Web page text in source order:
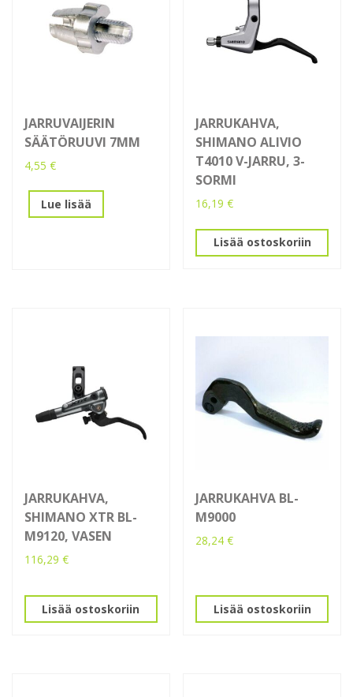
JARRUVAIJERIN
SÄÄTÖRUUVI 7MM
4,55 €
Lue lisää
JARRUKAHVA,
SHIMANO ALIVIO
T4010 V-JARRU, 3-
SORMI
16,19€
Lisää ostoskoriin
JARRUKAHVA,
SHIMANO XTR BL-
M9120, VASEN
116,29 €
Lisää ostoskoriin
JARRUKAHVA BL-
M9000
28,24€
Lisää ostoskoriin